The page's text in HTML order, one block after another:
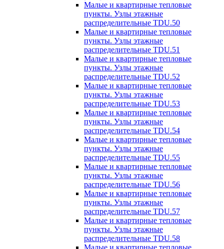
Малые и квартирные тепловые
пункты. Узлы этажные
распределительные TDU.50
Малые и квартирные тепловые
пункты. Узлы этажные
распределительные TDU.51
Малые и квартирные тепловые
пункты. Узлы этажные
распределительные TDU.52
Малые и квартирные тепловые
пункты. Узлы этажные
распределительные TDU.53
Малые и квартирные тепловые
пункты. Узлы этажные
распределительные TDU.54
Малые и квартирные тепловые
пункты. Узлы этажные
распределительные TDU.55
Малые и квартирные тепловые
пункты. Узлы этажные
распределительные TDU.56
Малые и квартирные тепловые
пункты. Узлы этажные
распределительные TDU.57
Малые и квартирные тепловые
пункты. Узлы этажные
распределительные TDU.58
Малые и квартирные тепловые